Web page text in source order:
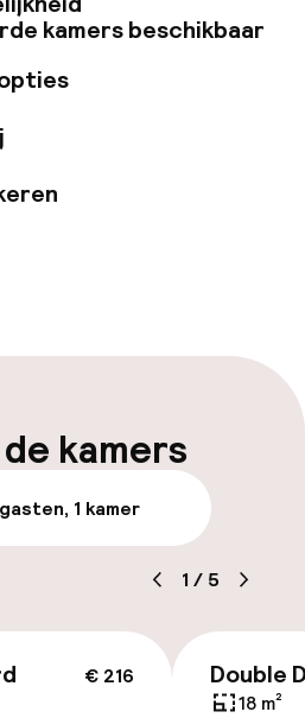
kamers beschikbaar
kamers
1 kamer
1 / 5
€ 216 Double
18 m²